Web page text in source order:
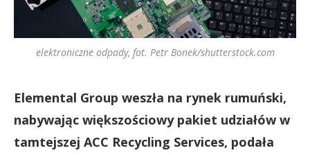
elektroniczne odpady, fot. Petr Bonek/shutterstock.com
Elemental Group weszła na rynek rumuński,
nabywając większościowy pakiet udziałów w
tamtejszej ACC Recycling Services, podała